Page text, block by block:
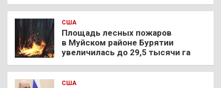
США
Площадь лесных пожаров
в Муйском районе Бурятии
увеличилась до 29,5 тысячи га
США